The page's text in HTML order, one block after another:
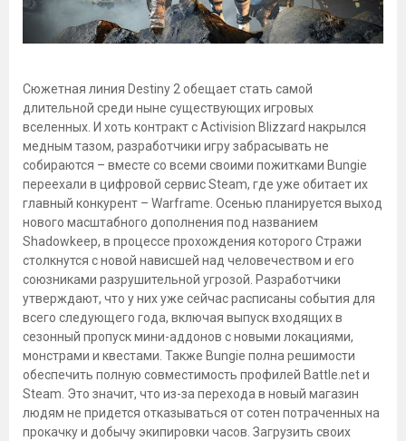
Сюжетная линия Destiny 2 обещает стать самой
длительной среди ныне существующих игровых
вселенных. И хоть контракт с Activision Blizzard накрылся
медным тазом, разработчики игру забрасывать не
собираются – вместе со всеми своими пожитками Bungie
переехали в цифровой сервис Steam, где уже обитает их
главный конкурент – Warframe. Осенью планируется выход
нового масштабного дополнения под названием
Shadowkeep, в процессе прохождения которого Стражи
столкнутся с новой нависшей над человечеством и его
союзниками разрушительной угрозой. Разработчики
утверждают, что у них уже сейчас расписаны события для
всего следующего года, включая выпуск входящих в
сезонный пропуск мини-аддонов с новыми локациями,
монстрами и квестами. Также Bungie полна решимости
обеспечить полную совместимость профилей Battle.net и
Steam. Это значит, что из-за перехода в новый магазин
людям не придется отказываться от сотен потраченных на
прокачку и добычу экипировки часов. Загрузить своих